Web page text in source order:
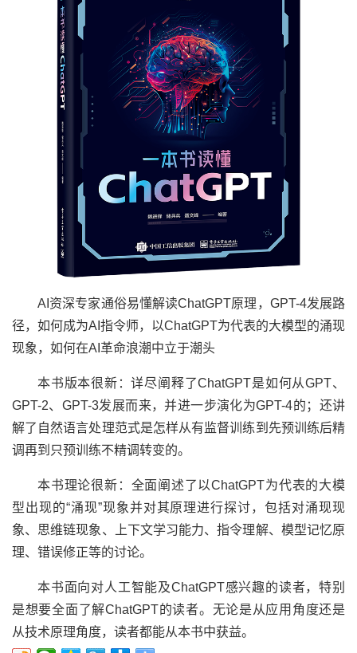
AI资深专家通俗易懂解读ChatGPT原理，GPT-4发展路
径，如何成为AI指令师，以ChatGPT为代表的大模型的涌现
现象，如何在AI革命浪潮中立于潮头
本书版本很新：详尽阐释了ChatGPT是如何从GPT、
GPT-2、GPT-3发展而来，并进一步演化为GPT-4的；还讲
解了自然语言处理范式是怎样从有监督训练到先预训练后精
调再到只预训练不精调转变的。
本书理论很新：全面阐述了以ChatGPT为代表的大模
型出现的“涌现”现象并对其原理进行探讨，包括对涌现现
象、思维链现象、上下文学习能力、指令理解、模型记忆原
理、错误修正等的讨论。
本书面向对人工智能及ChatGPT感兴趣的读者，特别
是想要全面了解ChatGPT的读者。无论是从应用角度还是
从技术原理角度，读者都能从本书中获益。